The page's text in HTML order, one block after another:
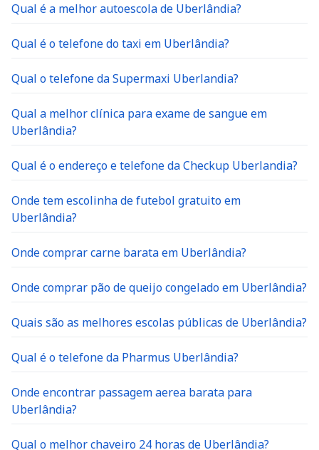
Qual é a melhor autoescola de Uberlândia?
Qual é o telefone do taxi em Uberlândia?
Qual o telefone da Supermaxi Uberlandia?
Qual a melhor clínica para exame de sangue em
Uberlândia?
Qual é o endereço e telefone da Checkup Uberlandia?
Onde tem escolinha de futebol gratuito em
Uberlândia?
Onde comprar carne barata em Uberlândia?
Onde comprar pão de queijo congelado em Uberlândia?
Quais são as melhores escolas públicas de Uberlândia?
Qual é o telefone da Pharmus Uberlândia?
Onde encontrar passagem aerea barata para
Uberlândia?
Qual o melhor chaveiro 24 horas de Uberlândia?